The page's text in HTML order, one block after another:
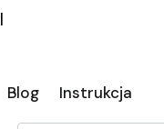
Blog Instrukcja